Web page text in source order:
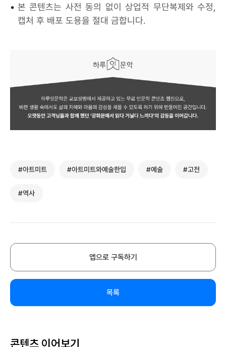
• 본 콘텐츠는 사전 동의 없이 상업적 무단복제와 수정,
캡처 후 배포 도용을 절대 금합니다.
#아트미트 #아트미트와예술한입 #예술 #고전
#역사
앱으로 구독하기
목록
콘텐츠 이어보기